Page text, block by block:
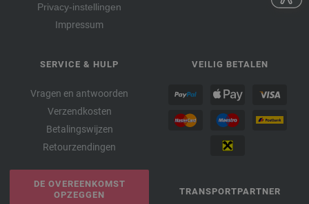
Privacy-instellingen
Impressum
SERVICE & HULP
Vragen en antwoorden
Verzendkosten
Betalingswijzen
Retourzendingen
DE OVEREENKOMST
OPZEGGEN
VEILIG BETALEN
TRANSPORTPARTNER